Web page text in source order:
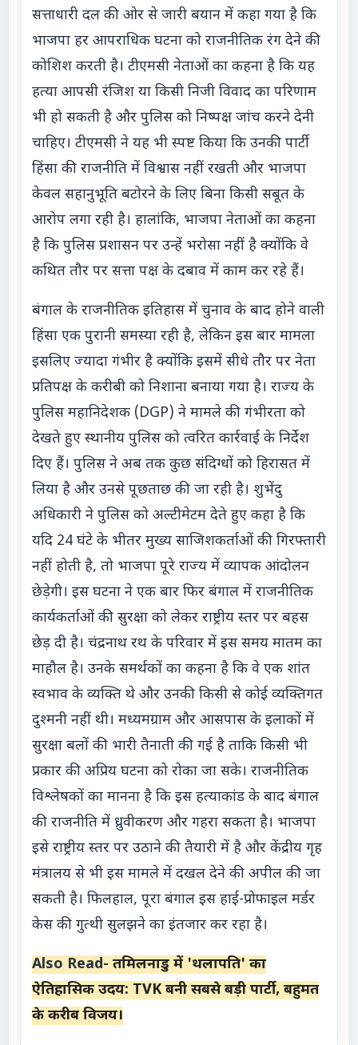
सत्ताधारी दल की ओर से जारी बयान में कहा गया है कि
भाजपा हर आपराधिक घटना को राजनीतिक रंग देने की
कोशिश करती है। टीएमसी नेताओं का कहना है कि यह
हत्या आपसी रंजिश या किसी निजी विवाद का परिणाम
भी हो सकती है और पुलिस को निष्पक्ष जांच करने देनी
चाहिए। टीएमसी ने यह भी स्पष्ट किया कि उनकी पार्टी
हिंसा की राजनीति में विश्वास नहीं रखती और भाजपा
केवल सहानुभूति बटोरने के लिए बिना किसी सबूत के
आरोप लगा रही है। हालांकि, भाजपा नेताओं का कहना
है कि पुलिस प्रशासन पर उन्हें भरोसा नहीं है क्योंकि वे
कथित तौर पर सत्ता पक्ष के दबाव में काम कर रहे हैं।
बंगाल के राजनीतिक इतिहास में चुनाव के बाद होने वाली
हिंसा एक पुरानी समस्या रही है, लेकिन इस बार मामला
इसलिए ज्यादा गंभीर है क्योंकि इसमें सीधे तौर पर नेता
प्रतिपक्ष के करीबी को निशाना बनाया गया है। राज्य के
पुलिस महानिदेशक (DGP) ने मामले की गंभीरता को
देखते हुए स्थानीय पुलिस को त्वरित कार्रवाई के निर्देश
दिए हैं। पुलिस ने अब तक कुछ संदिग्धों को हिरासत में
लिया है और उनसे पूछताछ की जा रही है। शुभेंदु
अधिकारी ने पुलिस को अल्टीमेटम देते हुए कहा है कि
यदि 24 घंटे के भीतर मुख्य साजिशकर्ताओं की गिरफ्तारी
नहीं होती है, तो भाजपा पूरे राज्य में व्यापक आंदोलन
छेड़ेगी। इस घटना ने एक बार फिर बंगाल में राजनीतिक
कार्यकर्ताओं की सुरक्षा को लेकर राष्ट्रीय स्तर पर बहस
छेड़ दी है। चंद्रनाथ रथ के परिवार में इस समय मातम का
माहौल है। उनके समर्थकों का कहना है कि वे एक शांत
स्वभाव के व्यक्ति थे और उनकी किसी से कोई व्यक्तिगत
दुश्मनी नहीं थी। मध्यमग्राम और आसपास के इलाकों में
सुरक्षा बलों की भारी तैनाती की गई है ताकि किसी भी
प्रकार की अप्रिय घटना को रोका जा सके। राजनीतिक
विश्लेषकों का मानना है कि इस हत्याकांड के बाद बंगाल
की राजनीति में ध्रुवीकरण और गहरा सकता है। भाजपा
इसे राष्ट्रीय स्तर पर उठाने की तैयारी में है और केंद्रीय गृह
मंत्रालय से भी इस मामले में दखल देने की अपील की जा
सकती है। फिलहाल, पूरा बंगाल इस हाई-प्रोफाइल मर्डर
केस की गुत्थी सुलझने का इंतजार कर रहा है।
Also Read- तमिलनाडु में 'थलापति' का
ऐतिहासिक उदय: TVK बनी सबसे बड़ी पार्टी, बहुमत
के करीब विजय।